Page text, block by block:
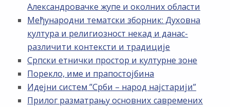
Александровачке жупе и околних области
Међународни тематски зборник: Духовна
култура и религиозност некад и данас-
различити контексти и традиције
Српски етнички простор и културне зоне
Порекло, име и прапостојбина
Идејни систем ”Срби – народ најстарији”
Прилог разматрању основних савремених